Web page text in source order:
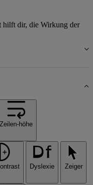
hilft dir, die Wirkung der
Zeilen-höhe
Dyslexie Zeiger